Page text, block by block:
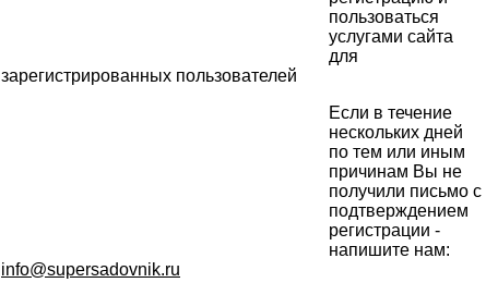
пользоваться
услугами сайта
для
зарегистрированных пользователей
Если в течение
нескольких дней
по тем или иным
причинам Вы не
получили письмо с
подтверждением
регистрации -
напишите нам:
info@supersadovnik.ru